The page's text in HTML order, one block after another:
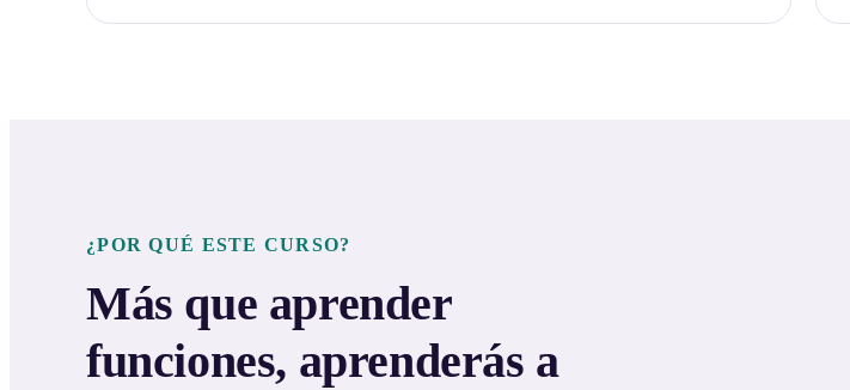
¿POR QUÉ ESTE CURSO?
Más que aprender
funciones, aprenderás a